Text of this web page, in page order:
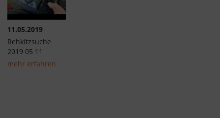
11.05.2019
Rehkitzsuche
2019 05 11
mehr erfahren